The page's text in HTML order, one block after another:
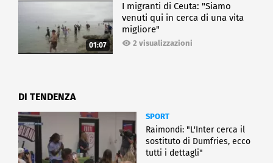
01:07
I migranti di Ceuta: "Siamo
venuti qui in cerca di una vita
migliore"
2 visualizzazioni
DI TENDENZA
SPORT
Raimondi: "L'Inter cerca il
sostituto di Dumfries, ecco
tutti i dettagli"